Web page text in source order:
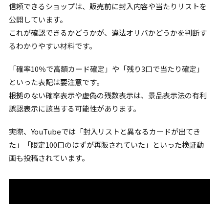
信頼できるショップは、販売前に封入内容や当たりリストを
公開しています。
これが確認できるかどうかが、違法オリパかどうかを判断す
るわかりやすい材料です。
「確率10％で高額カード確定」や「残り3口で当たり確定」
といった表記は要注意です。
根拠のない確率表示や虚偽の残数表示は、景品表示法の有利
誤認表示に該当する可能性があります。
実際、YouTubeでは「封入リストと異なるカードが出てき
た」「限定100口のはずが再販されていた」といった検証動
画も投稿されています。